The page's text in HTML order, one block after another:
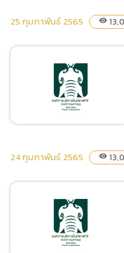
(ภาษาไทย) ประกาศผู้ชนะกา
เสนอราคา จ้างฝึกและแสดง
ระยะเวลา 3 เดือน ตั้งแต่ 1
มีนาคม 2565 – 31 พฤษภาคม
2565 โดยวิธีเฉพาะเจาะจง
25 กุมภาพันธ์ 2565 visibility
เสนอราคา ซื้อชุดตรวจการติด
เชื้อโควิค-19 (Antigen test
kit หรือ ATK) โดยวิธีเฉพาะ
24 กุมภาพันธ์ 2565 visibility